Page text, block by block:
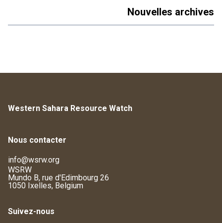
Nouvelles archives
Western Sahara Resource Watch
Nous contacter
info@wsrw.org
WSRW
Mundo B, rue d'Edimbourg 26
1050 Ixelles, Belgium
Suivez-nous